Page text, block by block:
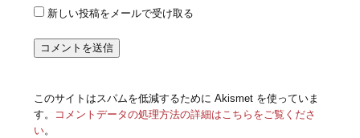
新しい投稿をメールで受け取る
このサイトはスパムを低減するために Akismet を使っていま
す。
コメントデータの処理方法の詳細はこちらをご覧くださ
い。